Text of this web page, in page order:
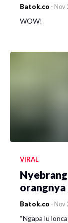
Batok.co - Nov
WOW!
VIRAL
Batok.co - Nov
“Ngapa lu